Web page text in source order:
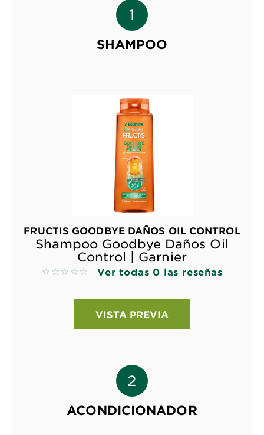
SHAMPOO
FRUCTIS GOODBYE DAÑOS OIL CONTROL
Shampoo Goodbye Daños Oil
Control | Garnier
No reviews Ver todas 0 las reseñas
VISTA PREVIA
ACONDICIONADOR